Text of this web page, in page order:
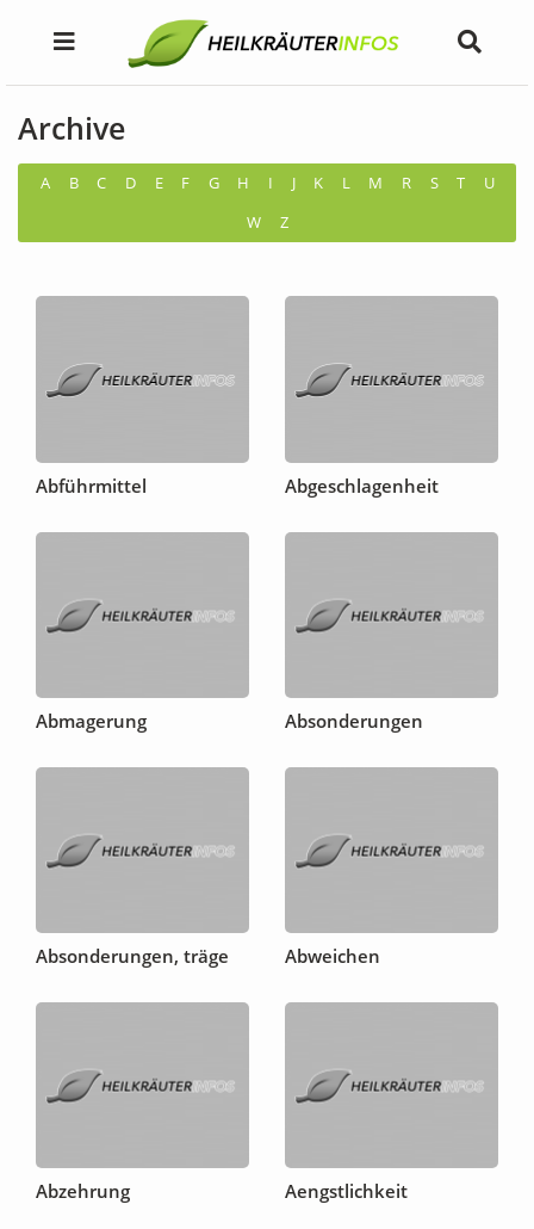
Archive
A B C D E F G H I J K L M R S T
U
W
Z
Abführmittel Abgeschlagenheit
Abmagerung Absonderungen
Absonderungen, träge Abweichen
Abzehrung Aengstlichkeit